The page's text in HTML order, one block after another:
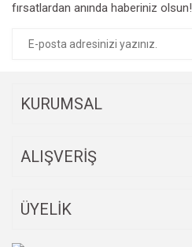
fırsatlardan anında haberiniz olsun!
KURUMSAL
ALIŞVERİŞ
ÜYELİK